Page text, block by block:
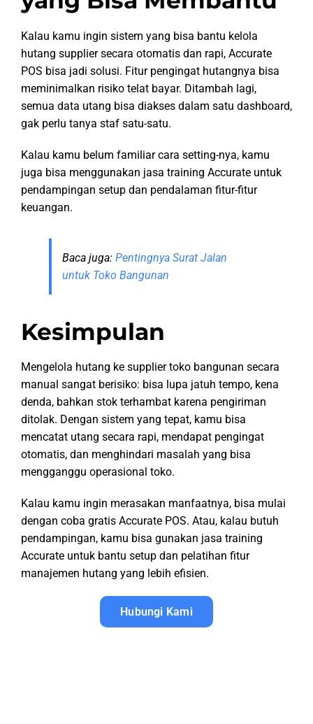
Kalau kamu ingin sistem yang bisa bantu kelola
hutang supplier secara otomatis dan rapi, Accurate
POS bisa jadi solusi. Fitur pengingat hutangnya bisa
meminimalkan risiko telat bayar. Ditambah lagi,
semua data utang bisa diakses dalam satu dashboard,
gak perlu tanya staf satu-satu.
Kalau kamu belum familiar cara setting-nya, kamu
juga bisa menggunakan jasa training Accurate untuk
pendampingan setup dan pendalaman fitur-fitur
keuangan.
Baca juga: Pentingnya Surat Jalan
untuk Toko Bangunan
Kesimpulan
Mengelola hutang ke supplier toko bangunan secara
manual sangat berisiko: bisa lupa jatuh tempo, kena
denda, bahkan stok terhambat karena pengiriman
ditolak. Dengan sistem yang tepat, kamu bisa
mencatat utang secara rapi, mendapat pengingat
otomatis, dan menghindari masalah yang bisa
mengganggu operasional toko.
Kalau kamu ingin merasakan manfaatnya, bisa mulai
dengan coba gratis Accurate POS. Atau, kalau butuh
pendampingan, kamu bisa gunakan jasa training
Accurate untuk bantu setup dan pelatihan fitur
manajemen hutang yang lebih efisien.
Hubungi Kami